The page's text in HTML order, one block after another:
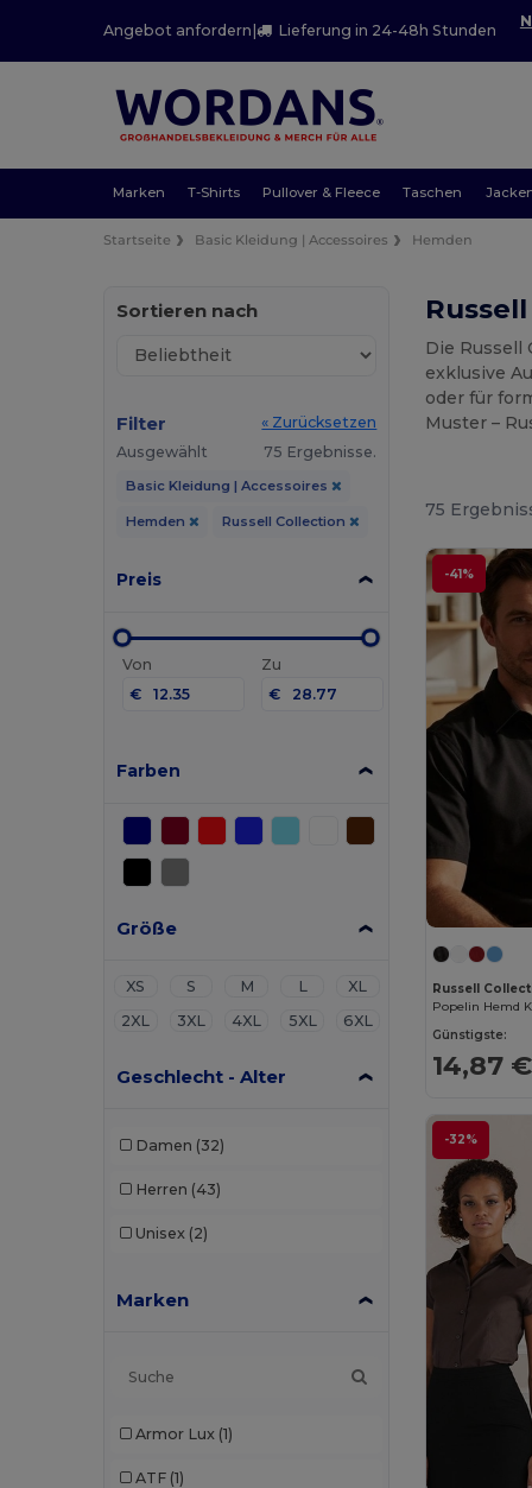
Angebot anfordern | Lieferung in 24-48h Stunden
Marken T-Shirts Pullover & Fleece Taschen
Startseite Basic Kleidung | Accessoires Hemden
Sortieren nach
Filter
« Zurücksetzen
Ausgewählt
75 Ergebnisse.
Basic Kleidung | Accessoires
Hemden Russell Collection
Preis
Von
€
Zu
€
Farben
Größe
XS S M L
XL
2XL
3XL 4XL 5XL 6XL
Geschlecht - Alter
Damen (32)
Herren (43)
Unisex (2)
Marken
Armor Lux (1)
ATF (1)
Die
exklusive
oder für
Muster –
75
-41%
Russell
Popelin Hemd
Günstigste:
14,87 €
-32%